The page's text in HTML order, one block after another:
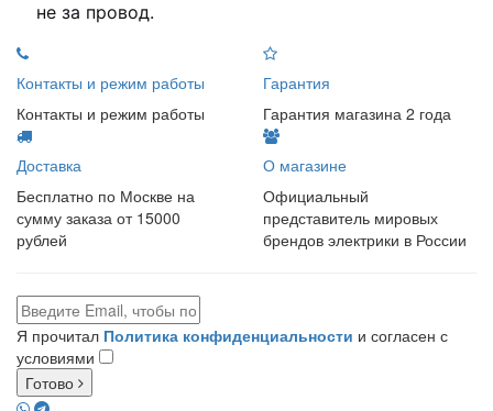
не за провод.
Контакты и режим работы
Контакты и режим работы
Гарантия
Гарантия магазина 2 года
Доставка
Бесплатно по Москве на
сумму заказа от 15000
рублей
О магазине
Официальный
представитель мировых
брендов электрики в России
Я прочитал Политика конфиденциальности и согласен с
условиями
Готово